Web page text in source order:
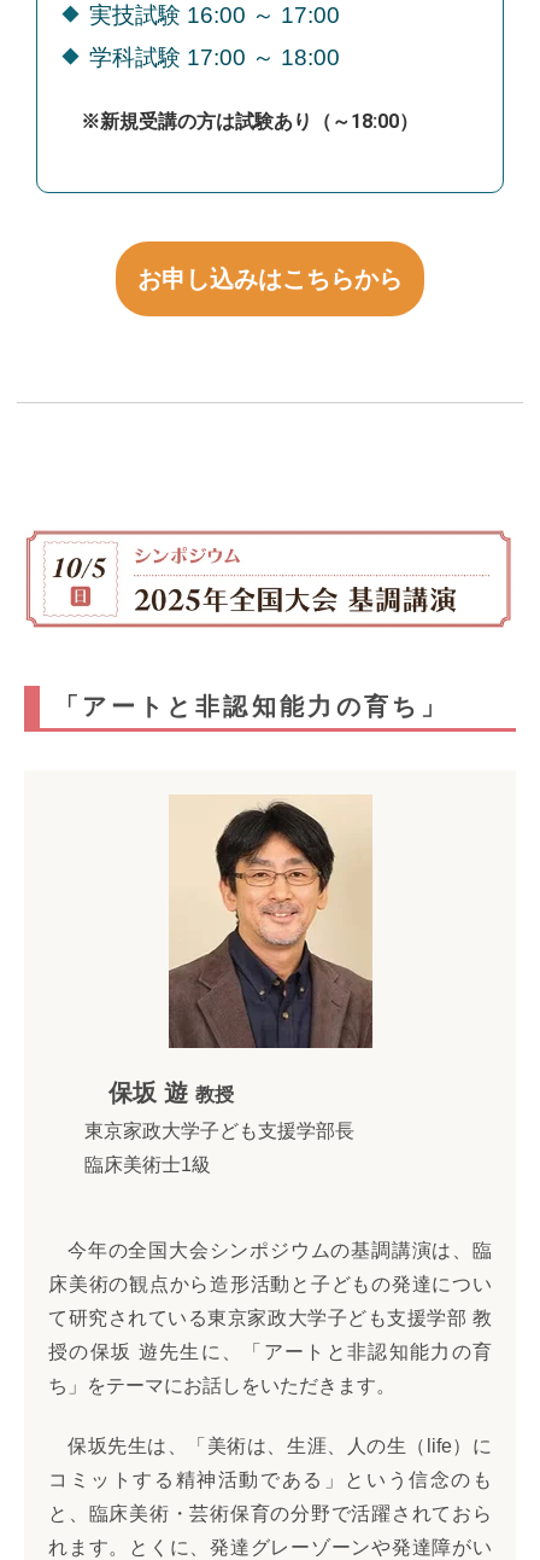
実技試験 16:00 ～ 17:00
学科試験 17:00 ～ 18:00
※新規受講の方は試験あり（～18:00）
お申し込みはこちらから
「アートと非認知能力の育ち」
保坂 遊教授
東京家政大学子ども支援学部長
臨床美術士1級
今年の全国大会シンポジウムの基調講演は、臨
床美術の観点から造形活動と子どもの発達につい
て研究されている東京家政大学子ども支援学部 教
授の保坂 遊先生に、「アートと非認知能力の育
ち」をテーマにお話しをいただきます。
保坂先生は、「美術は、生涯、人の生（life）に
コミットする精神活動である」という信念のも
と、臨床美術・芸術保育の分野で活躍されておら
れます。とくに、発達グレーゾーンや発達障がい